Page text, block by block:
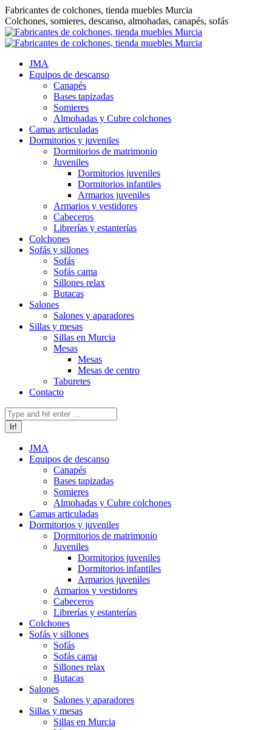
Saltar
al
contenido
Fabricantes de colchones, tienda muebles Murcia
Colchones, somieres, descanso, almohadas, canapés, sofás
JMA
Equipos de descanso
Canapés
Bases tapizadas
Somieres
Almohadas y Cubre colchones
Camas articuladas
Dormitorios y juveniles
Dormitorios de matrimonio
Juveniles
Dormitorios juveniles
Dormitorios infantiles
Armarios juveniles
Armarios y vestidores
Cabeceros
Librerías y estanterías
Colchones
Sofás y sillones
Sofás
Sofás cama
Sillones relax
Butacas
Salones
Salones y aparadores
Sillas y mesas
Sillas en Murcia
Mesas
Mesas
Mesas de centro
Taburetes
Contacto
Buscar:
JMA
Equipos de descanso
Canapés
Bases tapizadas
Somieres
Almohadas y Cubre colchones
Camas articuladas
Dormitorios y juveniles
Dormitorios de matrimonio
Juveniles
Dormitorios juveniles
Dormitorios infantiles
Armarios juveniles
Armarios y vestidores
Cabeceros
Librerías y estanterías
Colchones
Sofás y sillones
Sofás
Sofás cama
Sillones relax
Butacas
Salones
Salones y aparadores
Sillas y mesas
Sillas en Murcia